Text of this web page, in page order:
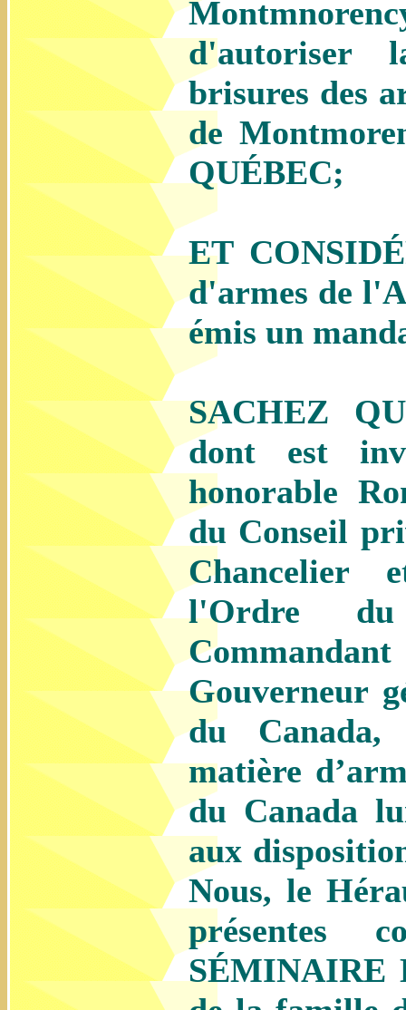
d'autoriser
brisures des
de
QUÉBEC;
ET
d'armes de
émis un
SACHEZ
dont est
honorable
du Conseil
Chancelier
l'Ordre du
Gouverneur
du
matière
du Canada
aux
Nous, le
présentes
SÉMINAIRE